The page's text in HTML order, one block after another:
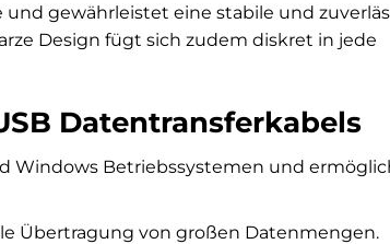
gewährleistet eine stabile und
Design fügt sich zudem diskret in jede
Datentransferkabels
Windows Betriebssystemen und
Übertragung von großen Datenmengen.